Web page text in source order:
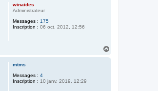
winaides
Administrateur
Messages : 175
Inscription : 06 oct. 2012, 12:56
mtms
Messages : 4
Inscription : 10 janv. 2019, 12:29